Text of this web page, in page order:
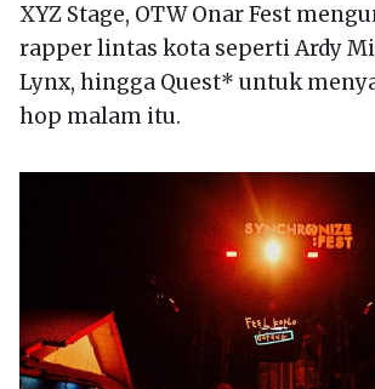
XYZ Stage, OTW Onar Fest
rapper lintas kota seperti Ardy
Lynx, hingga Quest* untuk
hop malam itu.